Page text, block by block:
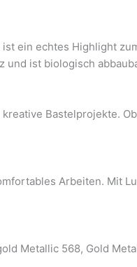
ein echtes Highlight
und ist biologisch
Bastelprojekte.
Arbeiten. Mit
Metallic 568, Gold